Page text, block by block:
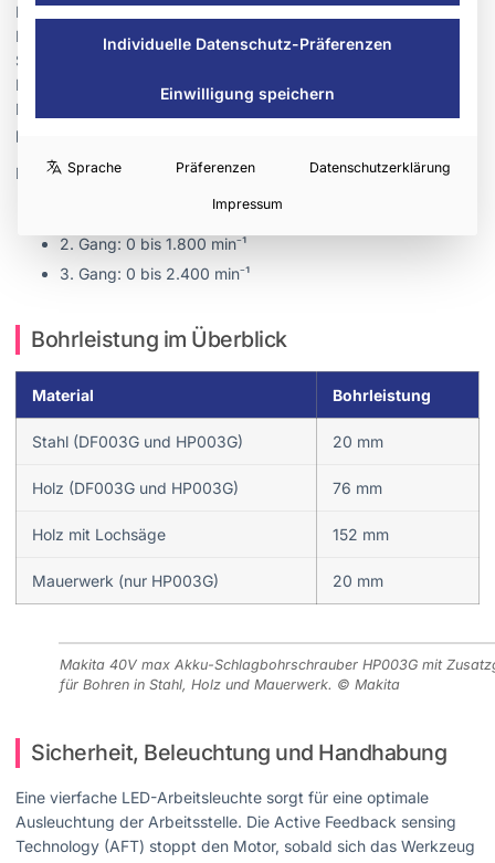
Beide Modelle verfügen über ein 3-Gang-Vollmetall-
Planetengetriebe und ein metallummanteltes 13-mm-
Schnellspannbohrfutter. Das maximale Drehmoment von 180
Nm setzt in dieser Leistungsklasse Maßstäbe. Die
Drehmomentbegrenzung lässt sich elektronisch einstellen, was
präzises Arbeiten bei unterschiedlichen Materialien ermöglicht.
Die drei Gänge bieten folgende Leerlaufdrehzahlen:
1. Gang: 0 bis 650 min⁻¹
2. Gang: 0 bis 1.800 min⁻¹
3. Gang: 0 bis 2.400 min⁻¹
Bohrleistung im Überblick
Material Bohrleistung
Stahl (DF003G und HP003G) 20 mm
Holz (DF003G und HP003G) 76 mm
Holz mit Lochsäge 152 mm
Mauerwerk (nur HP003G) 20 mm
Makita 40V max Akku-Schlagbohrschrauber HP003G mit
für Bohren in Stahl, Holz und Mauerwerk. © Makita
Sicherheit, Beleuchtung und Handhabung
Eine vierfache LED-Arbeitsleuchte sorgt für eine optimale
Ausleuchtung der Arbeitsstelle. Die Active Feedback sensing
Technology (AFT) stoppt den Motor, sobald sich das Werkzeug
Individuelle Datenschutz-Präferenzen
Einwilligung speichern
Sprache Präferenzen Datenschutzerklärung
Impressum